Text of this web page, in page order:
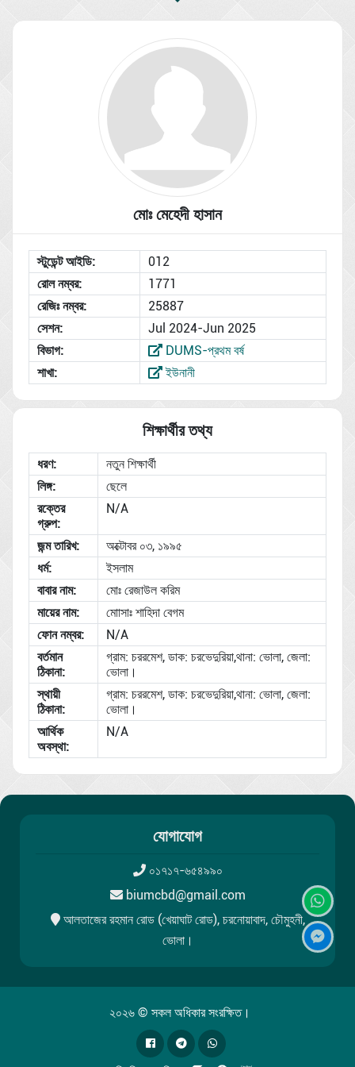
মোঃ মেহেদী হাসান
স্টুডেন্ট আইডি:
012
রোল নম্বর:
1771
রেজিঃ নম্বর:
25887
সেশন:
Jul 2024-Jun 2025
বিভাগ:
DUMS-প্রথম বর্ষ
শাখা:
ইউনানী
শিক্ষার্থীর তথ্য
ধরণ:
নতুন শিক্ষার্থী
লিঙ্গ:
ছেলে
রক্তের
গ্রুপ:
N/A
জন্ম তারিখ:
অক্টোবর ০৩, ১৯৯৫
ধর্ম:
ইসলাম
বাবার নাম:
মোঃ রেজাউল করিম
মায়ের নাম:
মাোসাঃ শাহিদা বেগম
ফোন নম্বর:
N/A
বর্তমান
ঠিকানা:
গ্রাম: চররমেশ, ডাক: চরভেদুরিয়া,থানা: ভোলা, জেলা:
ভোলা।
স্থায়ী
ঠিকানা:
গ্রাম: চররমেশ, ডাক: চরভেদুরিয়া,থানা: ভোলা, জেলা:
ভোলা।
আর্থিক
অবস্থা:
N/A
যোগাযোগ
০১৭১৭-৬৫৪৯৯০
biumcbd@gmail.com
আলতাজের রহমান রোড (খেয়াঘাট রোড), চরনোয়াবাদ, চৌমুহনী,
ভোলা।
২০২৬ © সকল অধিকার সংরক্ষিত।